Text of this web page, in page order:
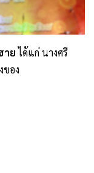
ายได้แก่ นางศรี
ของ